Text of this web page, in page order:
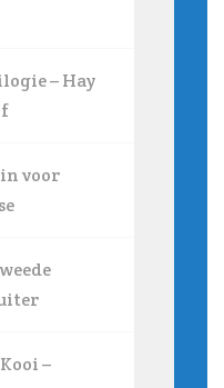
– Hay
in voor
–